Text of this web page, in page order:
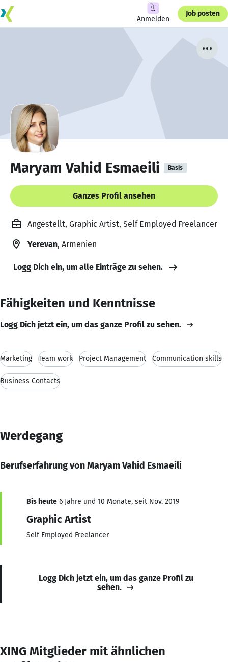
Anmelden
Job posten
Maryam Vahid Esmaeili Basis
Ganzes Profil ansehen
Angestellt, Graphic Artist, Self Employed Freelancer
Yerevan, Armenien
Logg Dich ein, um alle Einträge zu sehen.
Fähigkeiten und Kenntnisse
Logg Dich jetzt ein, um das ganze Profil zu sehen.
Marketing Team work Project Management Communication skills
Business Contacts
Werdegang
Berufserfahrung von Maryam Vahid Esmaeili
Bis heute 6 Jahre und 10 Monate, seit Nov. 2019
Graphic Artist
Self Employed Freelancer
Logg Dich jetzt ein, um das ganze Profil zu
sehen.
XING Mitglieder mit ähnlichen